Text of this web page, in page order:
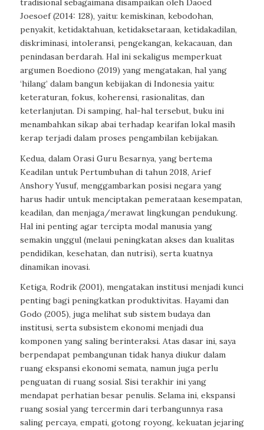
tradisional sebagaimana disampaikan oleh Daoed
Joesoef (2014: 128), yaitu: kemiskinan, kebodohan,
penyakit, ketidaktahuan, ketidaksetaraan, ketidakadilan,
diskriminasi, intoleransi, pengekangan, kekacauan, dan
penindasan berdarah. Hal ini sekaligus memperkuat
argumen Boediono (2019) yang mengatakan, hal yang
‘hilang’ dalam bangun kebijakan di Indonesia yaitu:
keteraturan, fokus, koherensi, rasionalitas, dan
keterlanjutan. Di samping, hal-hal tersebut, buku ini
menambahkan sikap abai terhadap kearifan lokal masih
kerap terjadi dalam proses pengambilan kebijakan.
Kedua, dalam Orasi Guru Besarnya, yang bertema
Keadilan untuk Pertumbuhan di tahun 2018, Arief
Anshory Yusuf, menggambarkan posisi negara yang
harus hadir untuk menciptakan pemerataan kesempatan,
keadilan, dan menjaga/merawat lingkungan pendukung.
Hal ini penting agar tercipta modal manusia yang
semakin unggul (melaui peningkatan akses dan kualitas
pendidikan, kesehatan, dan nutrisi), serta kuatnya
dinamikan inovasi.
Ketiga, Rodrik (2001), mengatakan institusi menjadi kunci
penting bagi peningkatkan produktivitas. Hayami dan
Godo (2005), juga melihat sub sistem budaya dan
institusi, serta subsistem ekonomi menjadi dua
komponen yang saling berinteraksi. Atas dasar ini, saya
berpendapat pembangunan tidak hanya diukur dalam
ruang ekspansi ekonomi semata, namun juga perlu
penguatan di ruang sosial. Sisi terakhir ini yang
mendapat perhatian besar penulis. Selama ini, ekspansi
ruang sosial yang tercermin dari terbangunnya rasa
saling percaya, empati, gotong royong, kekuatan jejaring